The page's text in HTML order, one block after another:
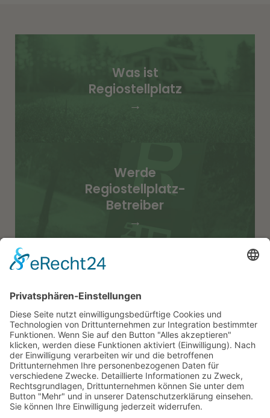
Was ist
Regiostellplatz
→
Werde
Regiostellplatz-
Betreiber
→
Stellplätze
Erlebnisse
News
Was ist Regiostellplatz
Werde Regiostellplatz-Betreiber
Presse-Information
Impressum